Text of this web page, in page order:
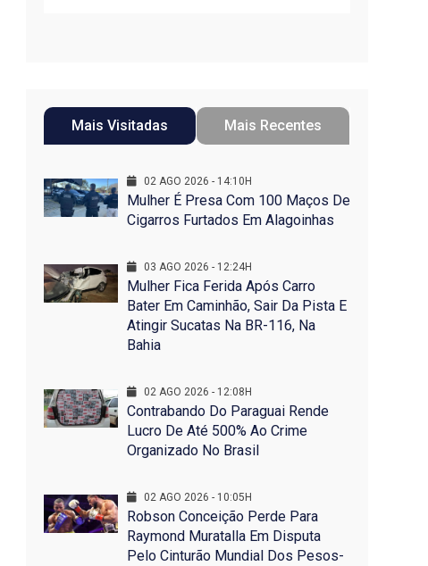
Mais Visitadas Mais Recentes
02 AGO 2026 - 14:10H
Mulher É Presa Com 100 Maços De
Cigarros Furtados Em Alagoinhas
03 AGO 2026 - 12:24H
Mulher Fica Ferida Após Carro
Bater Em Caminhão, Sair Da Pista E
Atingir Sucatas Na BR-116, Na
Bahia
02 AGO 2026 - 12:08H
Contrabando Do Paraguai Rende
Lucro De Até 500% Ao Crime
Organizado No Brasil
02 AGO 2026 - 10:05H
Robson Conceição Perde Para
Raymond Muratalla Em Disputa
Pelo Cinturão Mundial Dos Pesos-